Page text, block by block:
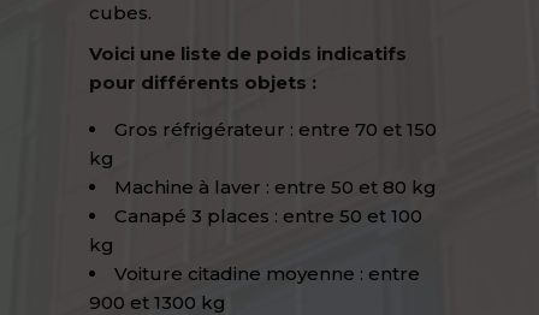
cubes.
Voici une liste de poids indicatifs
pour différents objets :
Gros réfrigérateur : entre 70 et 150
kg
Machine à laver : entre 50 et 80 kg
Canapé 3 places : entre 50 et 100
kg
Voiture citadine moyenne : entre
900 et 1300 kg